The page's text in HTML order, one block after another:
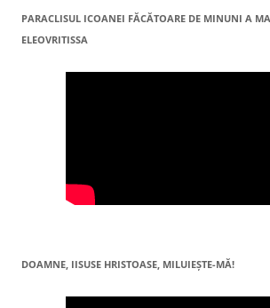
PARACLISUL ICOANEI FĂCĂTOARE DE MINUNI A
ELEOVRITISSA
DOAMNE, IISUSE HRISTOASE, MILUIEŞTE-MĂ!